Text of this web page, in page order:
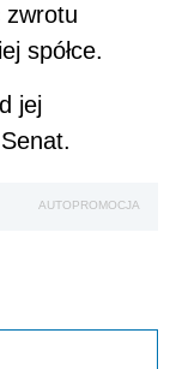
zwrotu
spółce.
jej
AUTOPROMOCJA